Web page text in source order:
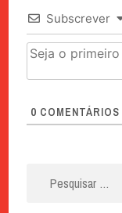
Subscrever
0 COMENTÁRIOS